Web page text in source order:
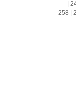
258